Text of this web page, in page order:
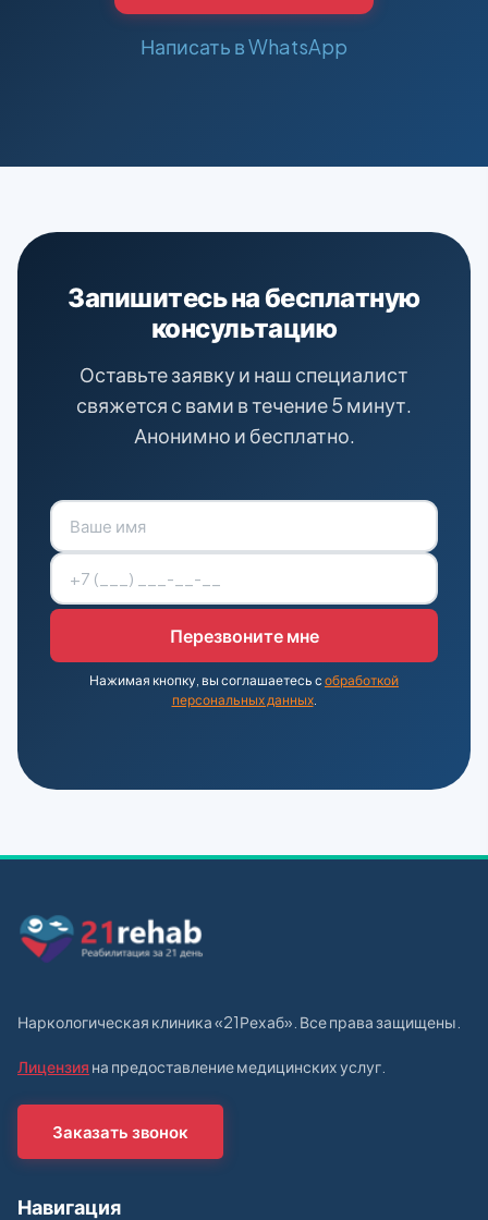
Написать в WhatsApp
Запишитесь на бесплатную
консультацию
Оставьте заявку и наш специалист
свяжется с вами в течение 5 минут.
Анонимно и бесплатно.
Нажимая кнопку, вы соглашаетесь с обработкой
персональных данных.
Наркологическая клиника «21Рехаб». Все права защищены.
Лицензия на предоставление медицинских услуг.
Заказать звонок
Навигация